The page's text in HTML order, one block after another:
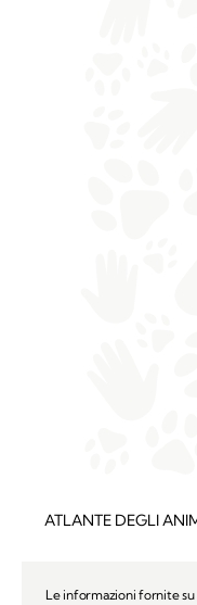
ATLANTE DEGLI
Le informazioni fornite su